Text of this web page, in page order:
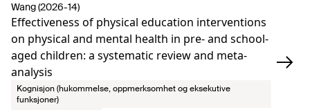
Effectiveness of physical education interventions
on physical and mental health in pre- and school-
aged children: a systematic review and meta-
analysis
Wang (2026-14)
Kognisjon (hukommelse, oppmerksomhet og eksekutive
funksjoner)